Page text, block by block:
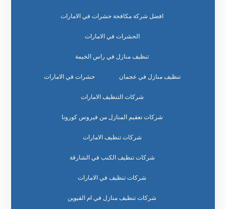
افضل شركة مكافحة حشرات في الامارات
الحشرات في الامارات
تنظيف منازل في راس الخيمة
تنظيف منازل في عجمان حشرات في الامارات
شركات التنظيف الامارات
شركات تعقيم المنازل من فيروس كورونا
شركات تنظيف الامارات
شركات تنظيف الكنب في الشارقة
شركات تنظيف في الامارات
شركات تنظيف منازل في ام القيوين